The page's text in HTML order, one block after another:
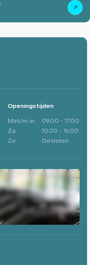
Openingstijden
Ma t/m vr:
09.00 - 17.00
Za:
10.00 - 16.00
Zo:
Gesloten